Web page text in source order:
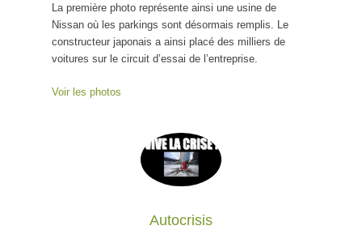
La première photo représente ainsi une usine de
Nissan où les parkings sont désormais remplis. Le
constructeur japonais a ainsi placé des milliers de
voitures sur le circuit d’essai de l’entreprise.
Voir les photos
Autocrisis